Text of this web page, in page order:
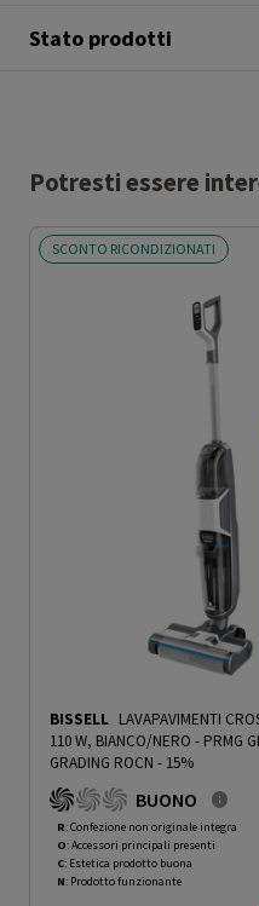
Stato prodotti
Potresti essere
SCONTO RICONDIZIONATI
BISSELL LAVAPAVIMENTI
110 W, BIANCO/NERO - PRMG
GRADING ROCN - 15%
BUONO
R: Confezione non originale integra
O: Accessori principali presenti
C: Estetica prodotto buona
N: Prodotto funzionante